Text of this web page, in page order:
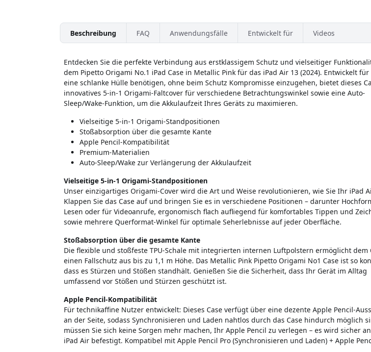
Beschreibung FAQ Anwendungsfälle Entwickelt für Videos
Entdecken Sie die perfekte Verbindung aus erstklassigem Schutz und vielseitiger
dem Pipetto Origami No.1 iPad Case in Metallic Pink für das iPad Air 13 (2024). Entwickelt
eine schlanke Hülle benötigen, ohne beim Schutz Kompromisse einzugehen, bietet dieses
innovatives 5-in-1 Origami-Faltcover für verschiedene Betrachtungswinkel sowie eine Auto-
Sleep/Wake-Funktion, um die Akkulaufzeit Ihres Geräts zu maximieren.
Vielseitige 5-in-1 Origami-Standpositionen
Stoßabsorption über die gesamte Kante
Apple Pencil-Kompatibilität
Premium-Materialien
Auto-Sleep/Wake zur Verlängerung der Akkulaufzeit
Vielseitige 5-in-1 Origami-Standpositionen
Unser einzigartiges Origami-Cover wird die Art und Weise revolutionieren, wie Sie Ihr iPad
Klappen Sie das Case auf und bringen Sie es in verschiedene Positionen – darunter
Lesen oder für Videoanrufe, ergonomisch flach aufliegend für komfortables Tippen und
sowie mehrere Querformat-Winkel für optimale Seherlebnisse auf jeder Oberfläche.
Stoßabsorption über die gesamte Kante
Die flexible und stoßfeste TPU-Schale mit integrierten internen Luftpolstern ermöglicht dem
einen Fallschutz aus bis zu 1,1 m Höhe. Das Metallic Pink Pipetto Origami No1 Case ist so
dass es Stürzen und Stößen standhält. Genießen Sie die Sicherheit, dass Ihr Gerät im Alltag
umfassend vor Stößen und Stürzen geschützt ist.
Apple Pencil-Kompatibilität
Für technikaffine Nutzer entwickelt: Dieses Case verfügt über eine dezente Apple Pencil-
an der Seite, sodass Synchronisieren und Laden nahtlos durch das Case hindurch möglich
müssen Sie sich keine Sorgen mehr machen, Ihr Apple Pencil zu verlegen – es wird sicher
iPad Air befestigt. Kompatibel mit Apple Pencil Pro (Synchronisieren und Laden) + Apple